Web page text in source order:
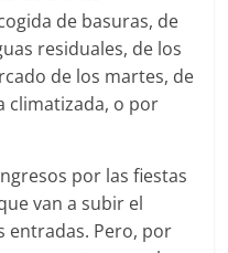
de basuras, de
residuales, de los
de los martes, de
climatizada, o por
por las fiestas
van a subir el
entradas. Pero, por